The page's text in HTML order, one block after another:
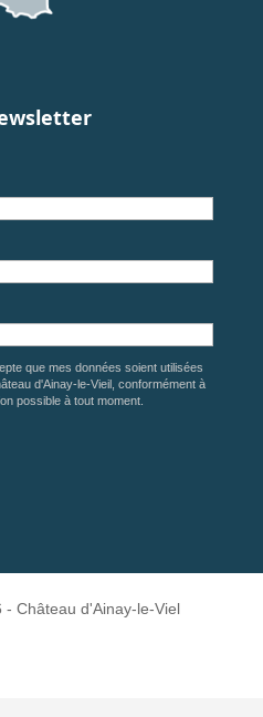
que mes données soient utilisées
d'Ainay-le-Vieil, conformément à
possible à tout moment.
Château d'Ainay-le-Viel